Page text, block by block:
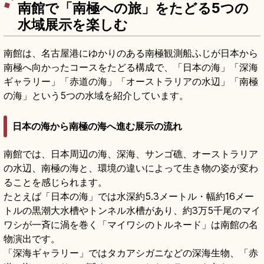
南館で「南極への旅」をたどる5つの
水域展示を楽しむ
南館は、名古屋港にゆかりのある南極観測船ふじが日本から
南極へ向かったコースをたどる構成で、「日本の海」「深海
ギャラリー」「赤道の海」「オーストラリアの水辺」「南極
の海」という5つの水域を紹介しています。
日本の海から南極の海へ進む展示の流れ
南館では、日本周辺の海、深海、サンゴ礁、オーストラリア
の水辺、南極の海と、環境の違いによって生き物の姿が変わ
ることを感じられます。
たとえば「日本の海」では水深約5.3メートル・幅約16メー
トルの黒潮大水槽やトンネル水槽があり、約3万5千尾のマイ
ワシが一斉に渦を巻く「マイワシのトルネード」は南館の名
物演出です。
「深海ギャラリー」ではタカアシガニなどの深海生物、「赤